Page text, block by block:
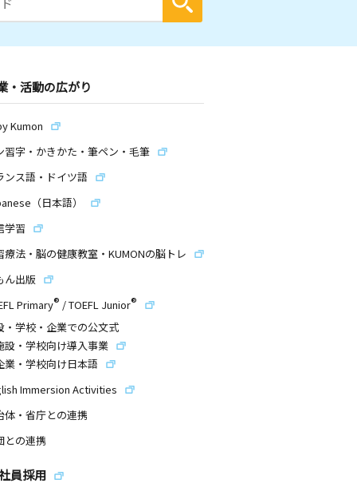
・活動の広がり
Kumon
習字・かきかた・筆ペン・毛筆
ンス語・ドイツ語
（日本語）
学習
療法・脳の健康教室・KUMONの脳トレ
ん出版
Primary® /TOEFL Junior®
・学校・企業での公文式
設・学校向け導入事業
業・学校向け日本語
Immersion Activities
体・省庁との連携
との連携
員採用